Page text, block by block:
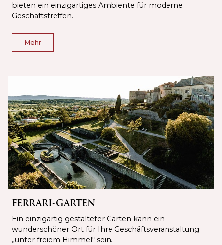
bieten ein einzigartiges Ambiente für moderne
Geschäftstreffen.
Mehr
FERRARI-GARTEN
Ein einzigartig gestalteter Garten kann ein
wunderschöner Ort für Ihre Geschäftsveranstaltung
„unter freiem Himmel“ sein.